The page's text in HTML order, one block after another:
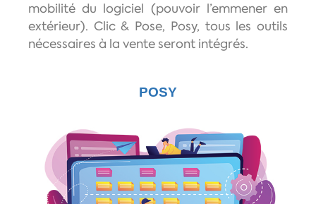
mobilité du logiciel (pouvoir l’emmener en
extérieur). Clic & Pose, Posy, tous les outils
nécessaires à la vente seront intégrés.
POSY